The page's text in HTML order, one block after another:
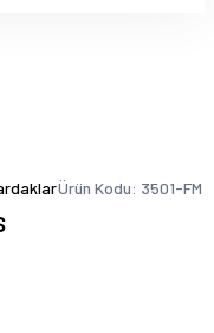
Ürün Kodu: 3501-FM